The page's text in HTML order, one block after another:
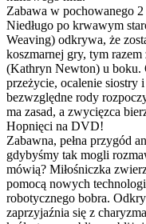
Zabawa w pochowanego
Niedługo po krwawym
Weaving) odkrywa, że
koszmarnej gry, tym
(Kathryn Newton) u boku.
przeżycie, ocalenie siostry
bezwzględne rody
ma zasad, a zwycięzca
Hopnięci na DVD!
Zabawna, pełna przygód
gdybyśmy tak mogli
mówią? Miłośniczka
pomocą nowych
robotycznego bobra.
zaprzyjaźnia się z